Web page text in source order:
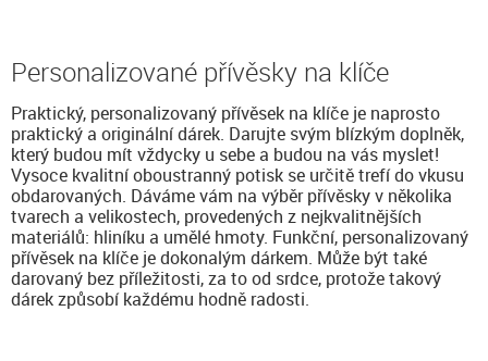
Personalizované přívěsky na klíče
Praktický, personalizovaný přívěsek na klíče je naprosto
praktický a originální dárek. Darujte svým blízkým doplněk,
který budou mít vždycky u sebe a budou na vás myslet!
Vysoce kvalitní oboustranný potisk se určitě trefí do vkusu
obdarovaných. Dáváme vám na výběr přívěsky v několika
tvarech a velikostech, provedených z nejkvalitnějších
materiálů: hliníku a umělé hmoty. Funkční, personalizovaný
přívěsek na klíče je dokonalým dárkem. Může být také
darovaný bez příležitosti, za to od srdce, protože takový
dárek způsobí každému hodně radosti.